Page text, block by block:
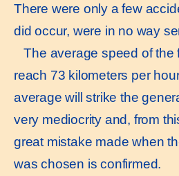
There were only a few
did occur, were in no way
The average speed of the
reach 73 kilometers per
average will strike the
very mediocrity and, from
great mistake made when
was chosen is confirmed.